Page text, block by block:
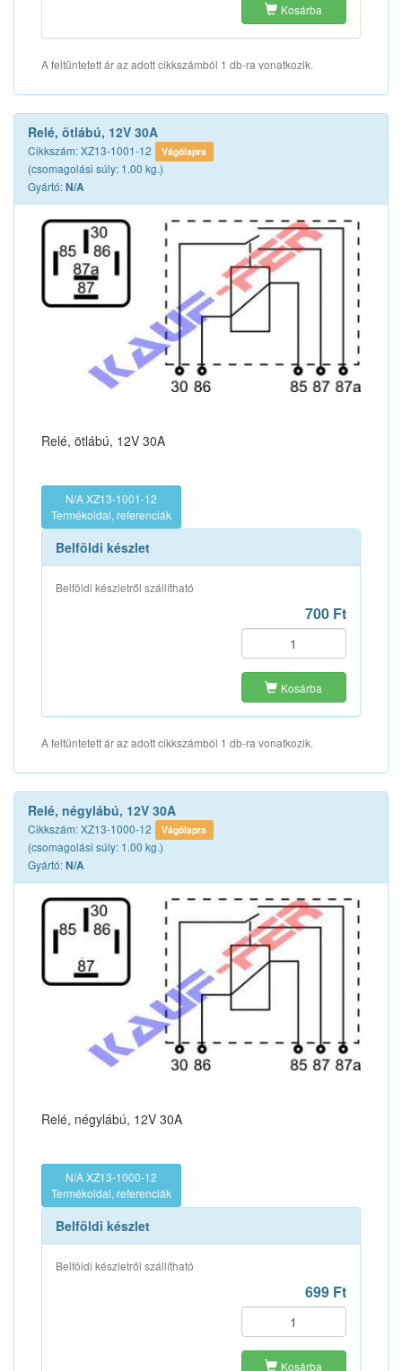
Kosárba
A feltüntetett ár az adott cikkszámból 1 db-ra vonatkozik.
Relé, ötlábú, 12V 30A
Cikkszám: XZ13-1001-12 Vágólapra
(csomagolási súly: 1.00 kg.)
Gyártó:N/A
Relé, ötlábú, 12V 30A
N/A XZ13-1001-12
Termékoldal, referenciák
Belföldi készlet
Belföldi készletről szállítható
700 Ft
Kosárba
A feltüntetett ár az adott cikkszámból 1 db-ra vonatkozik.
Relé, négylábú, 12V 30A
Cikkszám: XZ13-1000-12 Vágólapra
(csomagolási súly: 1.00 kg.)
Gyártó:N/A
Relé, négylábú, 12V 30A
N/A XZ13-1000-12
Termékoldal, referenciák
Belföldi készlet
Belföldi készletről szállítható
699 Ft
Kosárba